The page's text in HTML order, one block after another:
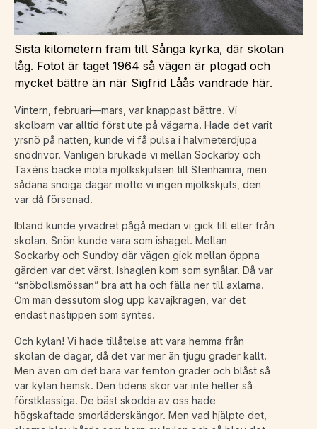
Sista kilometern fram till Sånga kyrka, där skolan
låg. Fotot är taget 1964 så vägen är plogad och
mycket bättre än när Sigfrid Låås vandrade här.
Vintern, februari—mars, var knappast bättre. Vi
skolbarn var alltid först ute på vägarna. Hade det varit
yrsnö på natten, kunde vi få pulsa i halvmeterdjupa
snödrivor. Vanligen brukade vi mellan Sockarby och
Taxéns backe möta mjölkskjutsen till Stenhamra, men
sådana snöiga dagar mötte vi ingen mjölkskjuts, den
var då försenad.
Ibland kunde yrvädret pågå medan vi gick till eller från
skolan. Snön kunde vara som ishagel. Mellan
Sockarby och Sundby där vägen gick mellan öppna
gärden var det värst. Ishaglen kom som synålar. Då var
“snöbollsmössan” bra att ha och fälla ner till axlarna.
Om man dessutom slog upp kavajkragen, var det
endast nästippen som syntes.
Och kylan! Vi hade tillåtelse att vara hemma från
skolan de dagar, då det var mer än tjugu grader kallt.
Men även om det bara var femton grader och blåst så
var kylan hemsk. Den tidens skor var inte heller så
förstklassiga. De bäst skodda av oss hade
högskaftade smorläderskängor. Men vad hjälpte det,